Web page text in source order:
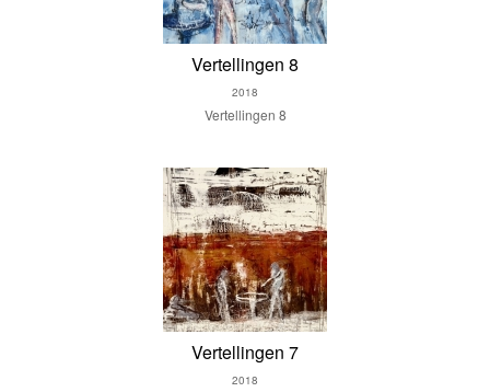
Vertellingen 8
2018
Vertellingen 8
Vertellingen 7
2018